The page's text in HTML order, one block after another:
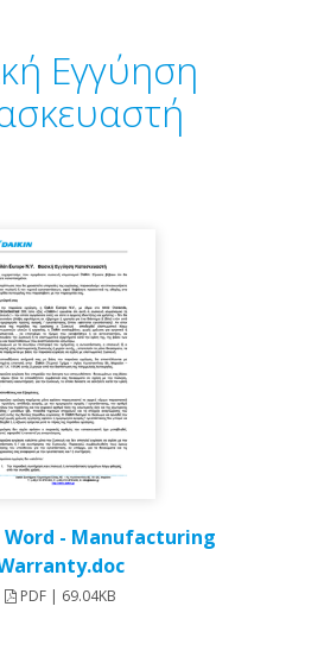
Εγγύηση
- Manufacturing
PDF | 69.04KB